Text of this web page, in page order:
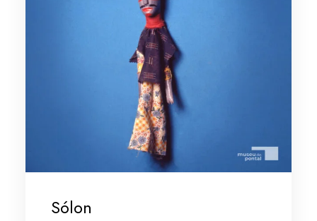
Sólon